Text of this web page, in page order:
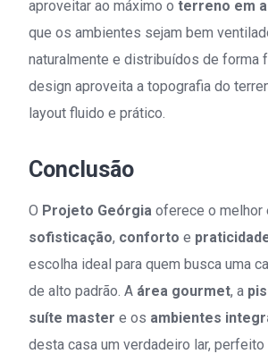
aproveitar ao máximo o terreno em
que os ambientes sejam bem
naturalmente e distribuídos de forma
design aproveita a topografia do
layout fluido e prático.
Conclusão
O Projeto Geórgia oferece o melhor
sofisticação, conforto e
escolha ideal para quem busca uma
de alto padrão. A área gourmet, a
suíte master e os ambientes
desta casa um verdadeiro lar,